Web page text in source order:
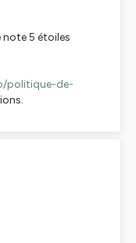
note 5 étoiles
politique-de-